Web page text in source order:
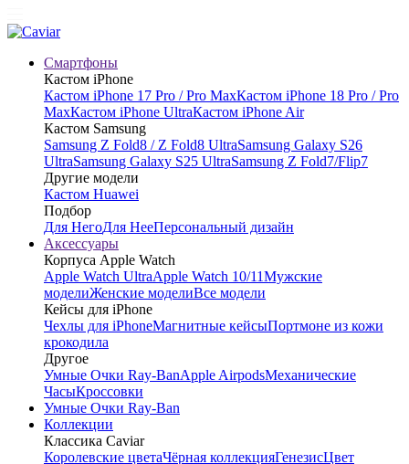
Смартфоны
Кастом iPhone
Кастом iPhone 17 Pro / Pro MaxКастом iPhone 18 Pro / Pro
MaxКастом iPhone UltraКастом iPhone Air
Кастом Samsung
Samsung Z Fold8 / Z Fold8 UltraSamsung Galaxy S26
UltraSamsung Galaxy S25 UltraSamsung Z Fold7/Flip7
Другие модели
Кастом Huawei
Подбор
Для НегоДля НееПерсональный дизайн
Аксессуары
Корпуса Apple Watch
Apple Watch UltraApple Watch 10/11Мужские
моделиЖенские моделиВсе модели
Кейсы для iPhone
Чехлы для iPhoneМагнитные кейсыПортмоне из кожи
крокодила
Другое
Умные Очки Ray-BanApple AirpodsМеханические
ЧасыКроссовки
Умные Очки Ray-Ban
Коллекции
Классика Caviar
Королевские цветаЧёрная коллекцияГенезисЦвет